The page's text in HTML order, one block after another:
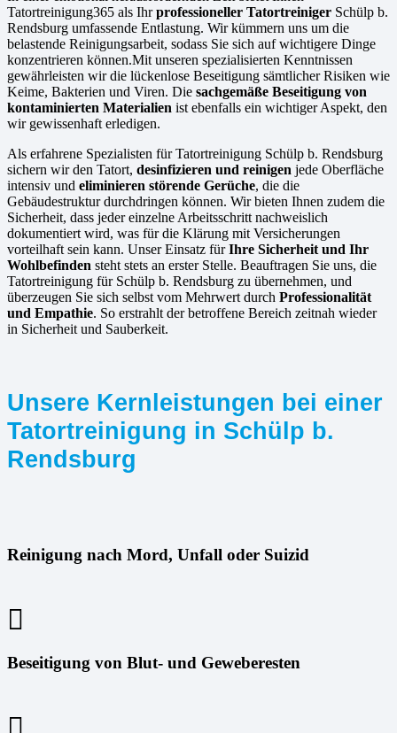
Tatortreinigung365 als Ihrprofessioneller Tatortreiniger Schülp b.
Rendsburg umfassende Entlastung. Wir kümmern uns um die
belastende Reinigungsarbeit, sodass Sie sich auf wichtigere Dinge
konzentrieren können.Mit unseren spezialisierten Kenntnissen
gewährleisten wir die lückenlose Beseitigung sämtlicher Risiken wie
Keime, Bakterien und Viren. Die sachgemäße Beseitigung von
kontaminierten Materialien ist ebenfalls ein wichtiger Aspekt, den
wir gewissenhaft erledigen.
Als erfahrene Spezialisten für Tatortreinigung Schülp b. Rendsburg
sichern wir den Tatort, desinfizieren und reinigen jede Oberfläche
intensiv und eliminieren störende Gerüche, die die
Gebäudestruktur durchdringen können. Wir bieten Ihnen zudem die
Sicherheit, dass jeder einzelne Arbeitsschritt nachweislich
dokumentiert wird, was für die Klärung mit Versicherungen
vorteilhaft sein kann. Unser Einsatz fürIhre Sicherheit und Ihr
Wohlbefinden steht stets an erster Stelle. Beauftragen Sie uns, die
Tatortreinigung für Schülp b. Rendsburg zu übernehmen, und
überzeugen Sie sich selbst vom Mehrwert durch Professionalität
und Empathie. So erstrahlt der betroffene Bereich zeitnah wieder
in Sicherheit und Sauberkeit.
Unsere Kernleistungen bei einer
Tatortreinigung in Schülp b.
Rendsburg
Reinigung nach Mord, Unfall oder Suizid
Beseitigung von Blut- und Geweberesten